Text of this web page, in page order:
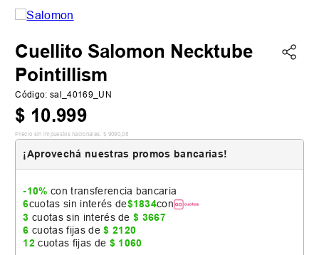
Cuellito Salomon Necktube
Pointillism
Código: sal_40169_UN
$ 10.999
Precio sin impuestos nacionales: $ 9090,08
¡Aprovechá nuestras promos bancarias!
-10% con transferencia bancaria
6cuotas sin interés de$1834con
3 cuotas sin interés de$ 3667
6 cuotas fijas de$ 2120
12 cuotas fijas de $ 1060